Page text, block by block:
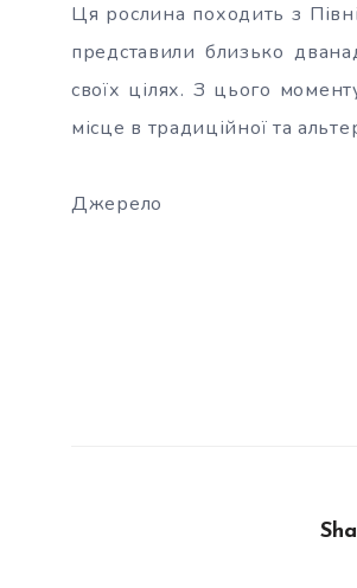
Ця рослина походить з
представили близько
своїх цілях. З цього
місце в традиційної та
Джерело